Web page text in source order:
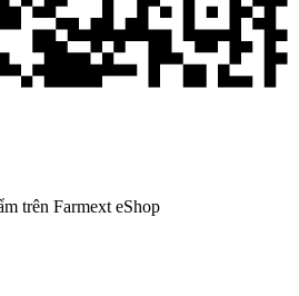
trên Farmext eShop